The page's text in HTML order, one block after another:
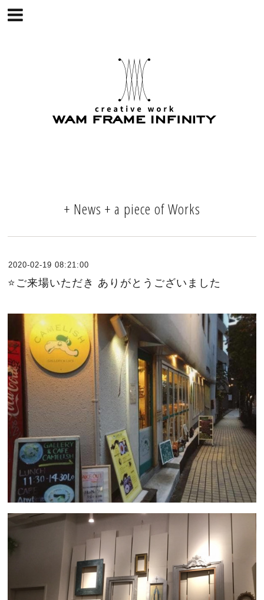
+ News + a piece of Works
2020-02-19 08:21:00
⭐️ご来場いただき ありがとうございました